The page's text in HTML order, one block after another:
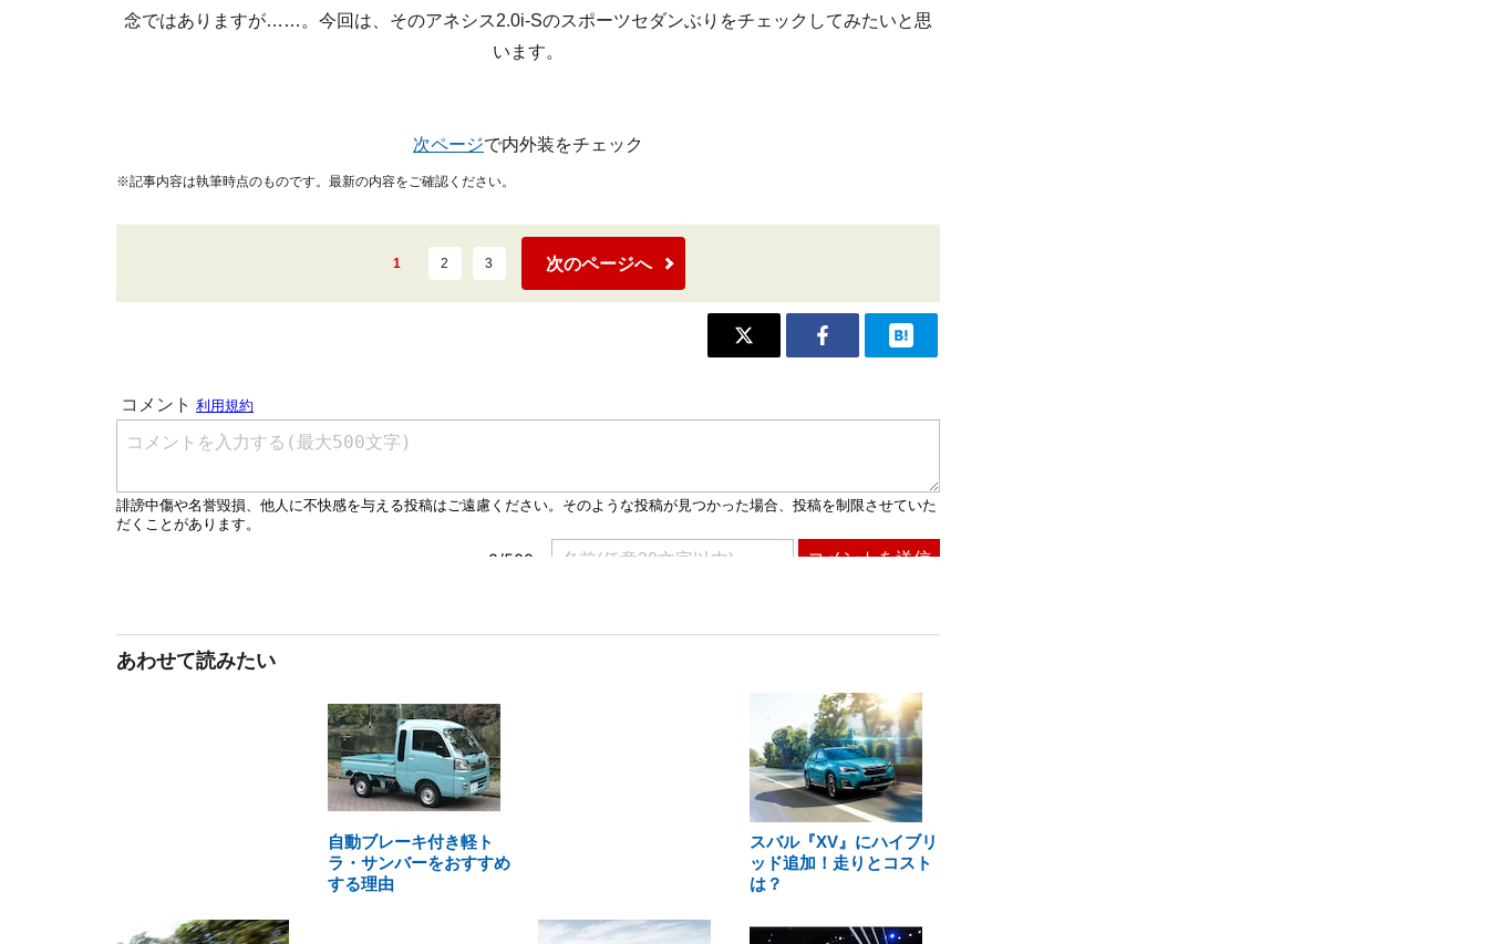
念ではありますが……。今回は、そのアネシス2.0i-Sのスポーツセダンぶりをチェックしてみたいと思
います。
次ページで内外装をチェック
※記事内容は執筆時点のものです。最新の内容をご確認ください。
1 2 3 次のページへ
あわせて読みたい
自動ブレーキ付き軽ト
ラ・サンバーをおすすめ
する理由
スバル『XV』にハイブリ
ッド追加！走りとコスト
は？